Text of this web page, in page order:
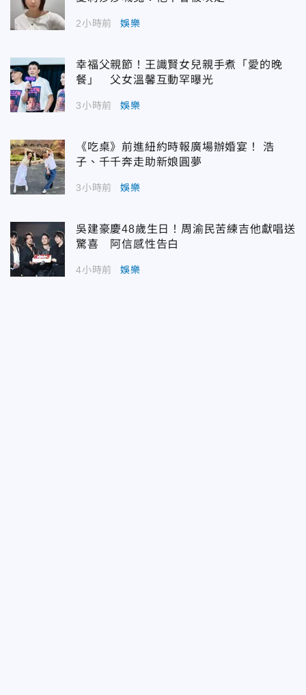
2小時前 娛樂
幸福父親節！王識賢女兒親手煮「愛的晚
餐」 父女溫馨互動罕曝光
3小時前 娛樂
《吃桌》前進紐約時報廣場辦婚宴！ 浩
子、千千奔走助新娘圓夢
3小時前 娛樂
吳建豪慶48歲生日！周渝民苦練吉他獻唱送
驚喜 阿信感性告白
4小時前 娛樂